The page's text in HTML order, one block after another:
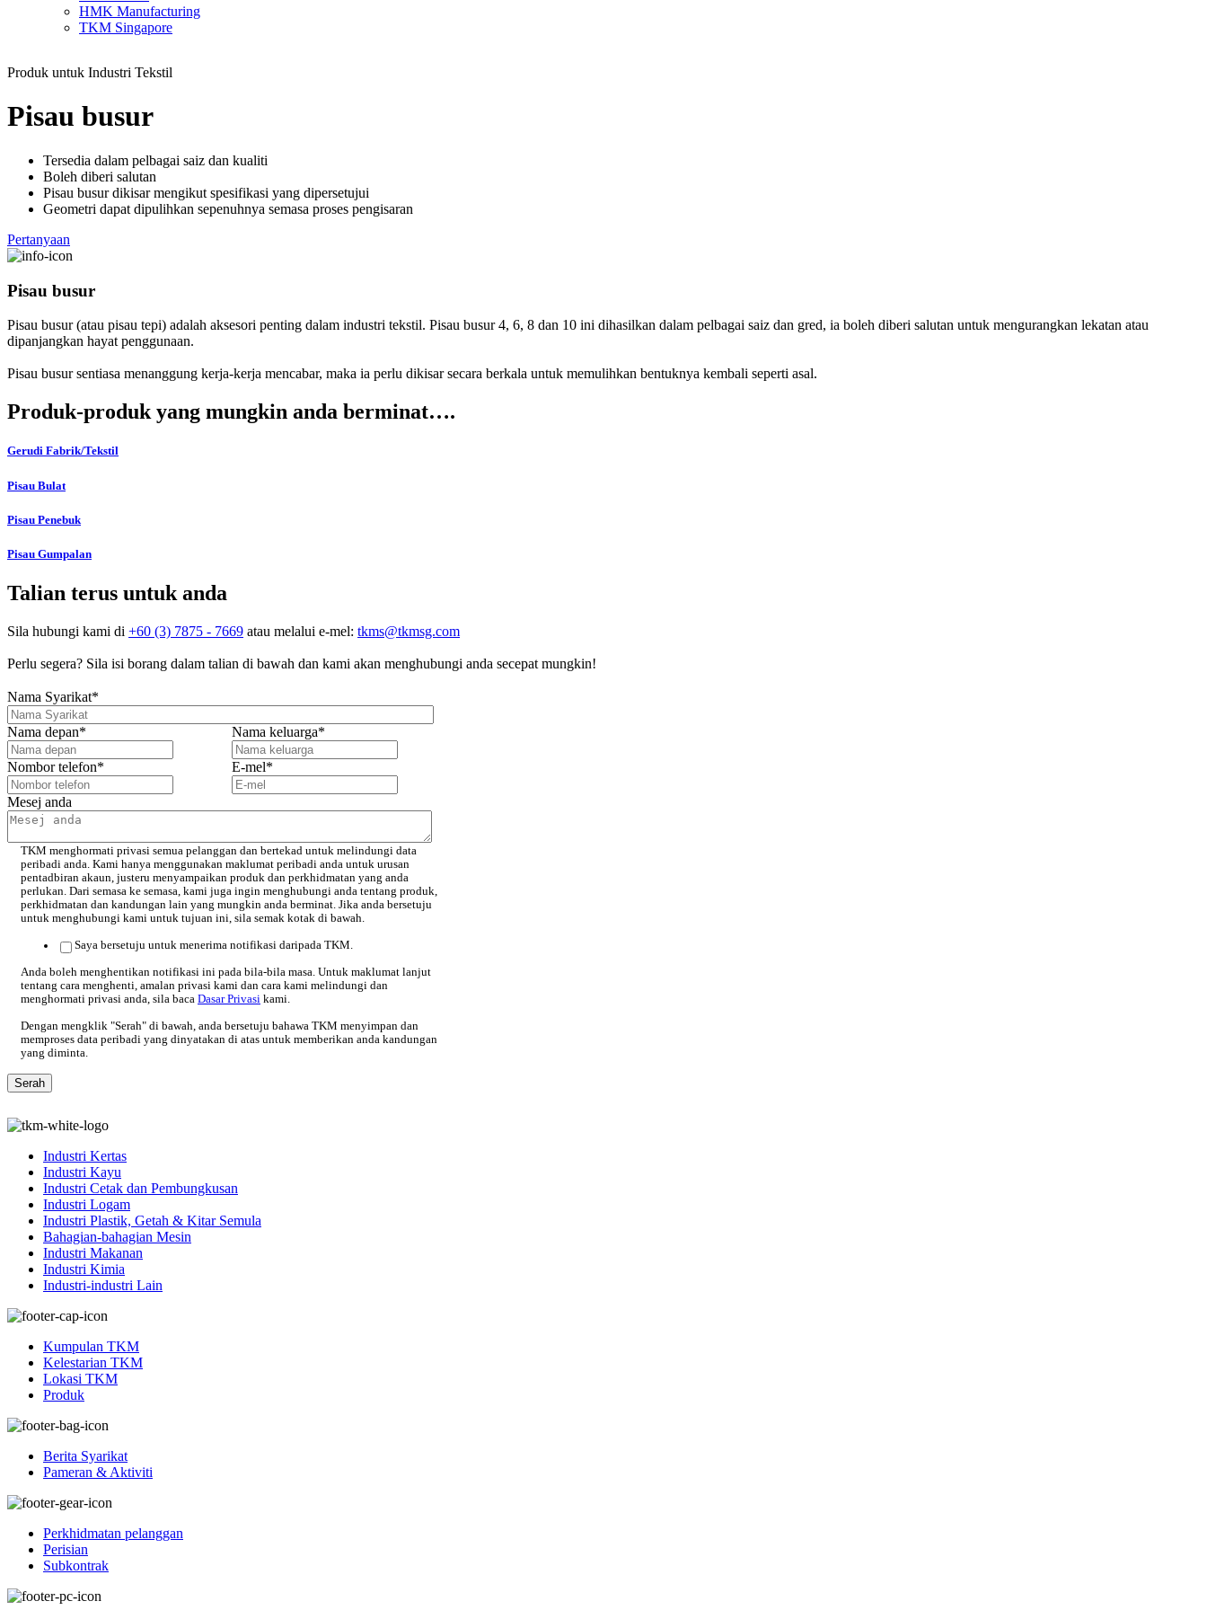
HMK Manufacturing
TKM Singapore
Produk untuk Industri Tekstil
Pisau busur
Tersedia dalam pelbagai saiz dan kualiti
Boleh diberi salutan
Pisau busur dikisar mengikut spesifikasi yang dipersetujui
Geometri dapat dipulihkan sepenuhnya semasa proses pengisaran
Pertanyaan
Pisau busur
Pisau busur (atau pisau tepi) adalah aksesori penting dalam industri tekstil. Pisau busur 4, 6, 8 dan 10 ini dihasilkan dalam pelbagai saiz dan gred, ia boleh diberi salutan untuk mengurangkan lekatan atau
dipanjangkan hayat penggunaan.
Pisau busur sentiasa menanggung kerja-kerja mencabar, maka ia perlu dikisar secara berkala untuk memulihkan bentuknya kembali seperti asal.
Produk-produk yang mungkin anda berminat….
Gerudi Fabrik/Tekstil
Pisau Bulat
Pisau Penebuk
Pisau Gumpalan
Talian terus untuk anda
Sila hubungi kami di +60 (3) 7875 - 7669 atau melalui e-mel: tkms@tkmsg.com
Perlu segera? Sila isi borang dalam talian di bawah dan kami akan menghubungi anda secepat mungkin!
Nama Syarikat*
Nama depan* Nama keluarga*
Nombor telefon* E-mel*
Mesej anda
TKM menghormati privasi semua pelanggan dan bertekad untuk melindungi data
peribadi anda. Kami hanya menggunakan maklumat peribadi anda untuk urusan
pentadbiran akaun, justeru menyampaikan produk dan perkhidmatan yang anda
perlukan. Dari semasa ke semasa, kami juga ingin menghubungi anda tentang produk,
perkhidmatan dan kandungan lain yang mungkin anda berminat. Jika anda bersetuju
untuk menghubungi kami untuk tujuan ini, sila semak kotak di bawah.
Saya bersetuju untuk menerima notifikasi daripada TKM.
Anda boleh menghentikan notifikasi ini pada bila-bila masa. Untuk maklumat lanjut
tentang cara menghenti, amalan privasi kami dan cara kami melindungi dan
menghormati privasi anda, sila baca Dasar Privasi kami.
Dengan mengklik "Serah" di bawah, anda bersetuju bahawa TKM menyimpan dan
memproses data peribadi yang dinyatakan di atas untuk memberikan anda kandungan
yang diminta.
Industri Kertas
Industri Kayu
Industri Cetak dan Pembungkusan
Industri Logam
Industri Plastik, Getah & Kitar Semula
Bahagian-bahagian Mesin
Industri Makanan
Industri Kimia
Industri-industri Lain
Kumpulan TKM
Kelestarian TKM
Lokasi TKM
Produk
Berita Syarikat
Pameran & Aktiviti
Perkhidmatan pelanggan
Perisian
Subkontrak